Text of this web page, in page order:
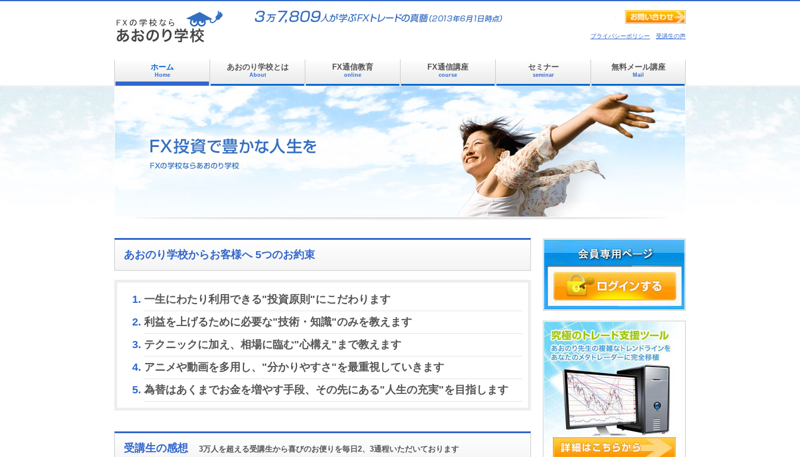
プライバシーポリシー 受講生の声
ホーム
Home
あおのり学校とは
About
FX通信教育
online
FX通信講座
course
セミナー
seminar
無料メール講座
Mail
あおのり学校からお客様へ 5つのお約束
一生にわたり利用できる"投資原則"にこだわります
利益を上げるために必要な"技術・知識"のみを教えます
テクニックに加え、相場に臨む"心構え"まで教えます
アニメや動画を多用し、"分かりやすさ"を最重視していきます
為替はあくまでお金を増やす手段、その先にある"人生の充実"を目指します
受講生の感想 3万人を超える受講生から喜びのお便りを毎日2、3通程いただいております